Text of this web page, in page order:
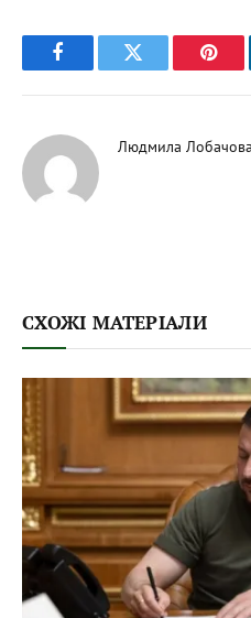
FacebookTwitter
Людмила Лобачова
СХОЖІ МАТЕРІАЛИ